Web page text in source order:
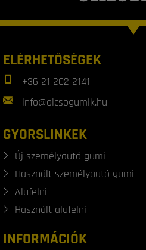
ELÉRHETŐSÉGEK
+36 21 202 2141
info@olcsogumik.hu
GYORSLINKEK
Új személyautó gumi
Használt személyautó gumi
Alufelni
Használt alufelni
INFORMÁCIÓK